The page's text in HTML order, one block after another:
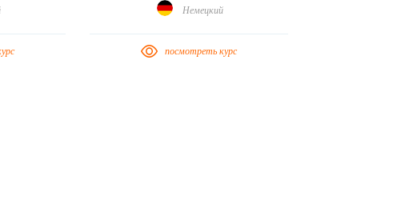
Немецкий
посмотреть курс